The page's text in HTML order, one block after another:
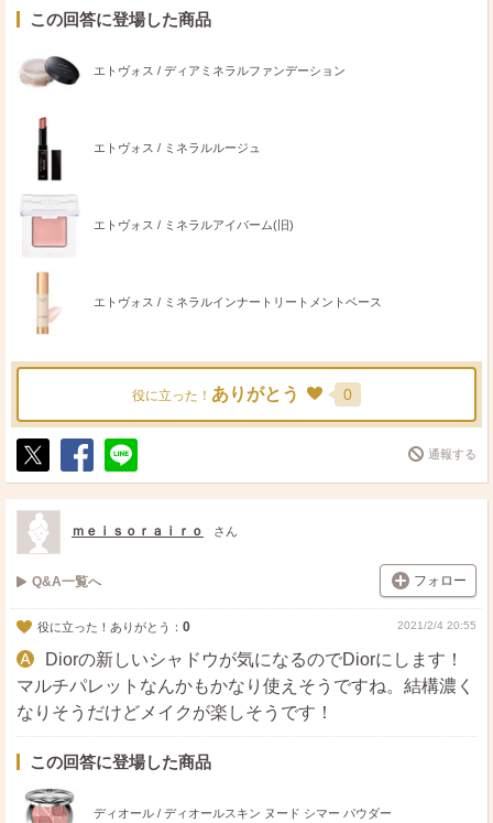
この回答に登場した商品
エトヴォス / ディアミネラルファンデーション
エトヴォス / ミネラルルージュ
エトヴォス / ミネラルアイバーム(旧)
エトヴォス / ミネラルインナートリートメントベース
役に立った！ ありがとう 0
ポ
ス
ト
シ
ェ
送
る
通報する
ｍｅｉｓｏｒａｉｒｏ さん
Q&A一覧へ フォロー
役に立った！ありがとう： 0 2021/2/4 20:55
Diorの新しいシャドウが気になるのでDiorにします！
マルチパレットなんかもかなり使えそうですね。結構濃く
なりそうだけどメイクが楽しそうです！
この回答に登場した商品
ディオール / ディオールスキン ヌード シマー パウダー